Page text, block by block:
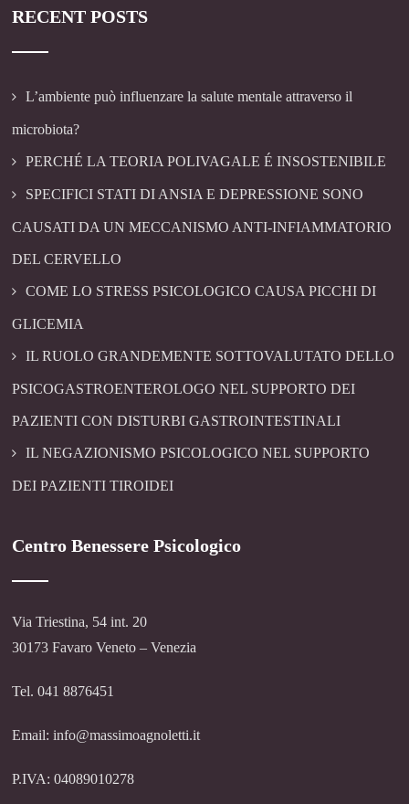
RECENT POSTS
L’ambiente può influenzare la salute mentale attraverso il
microbiota?
PERCHÉ LA TEORIA POLIVAGALE É INSOSTENIBILE
SPECIFICI STATI DI ANSIA E DEPRESSIONE SONO
CAUSATI DA UN MECCANISMO ANTI-INFIAMMATORIO
DEL CERVELLO
COME LO STRESS PSICOLOGICO CAUSA PICCHI DI
GLICEMIA
IL RUOLO GRANDEMENTE SOTTOVALUTATO DELLO
PSICOGASTROENTEROLOGO NEL SUPPORTO DEI
PAZIENTI CON DISTURBI GASTROINTESTINALI
IL NEGAZIONISMO PSICOLOGICO NEL SUPPORTO
DEI PAZIENTI TIROIDEI
Centro Benessere Psicologico
Via Triestina, 54 int. 20
30173 Favaro Veneto – Venezia
Tel. 041 8876451
Email: info@massimoagnoletti.it
P.IVA: 04089010278